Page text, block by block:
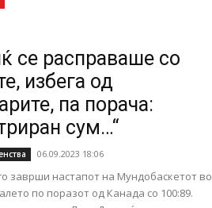
се расправаше со
избега од
па порача:
сум…“
06.09.2023 18:06
заврши настапот на Мундобаскетот во
по поразот од Канада со 100:89.